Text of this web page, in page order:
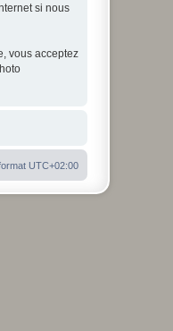
si nous
vous acceptez
UTC+02:00